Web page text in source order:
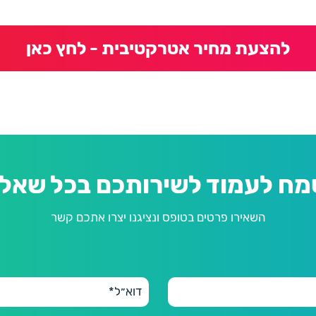
להצעת מחיר אטרקטיבית - לחץ כאן
לעמוד לשירותכם בכל
השאירו פרטים בטופס ונציגנו יצרו אתכם קשר